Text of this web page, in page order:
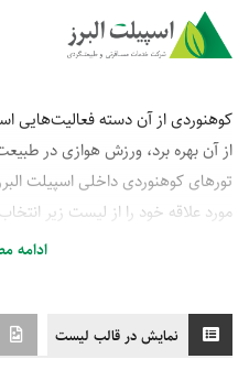
کوهنوردی از آن دسته
از آن بهره برد، ورزش هوازی در
تورهای کوهنوردی داخلی اسپیلت
مورد علاقه خود را از لیست زیر
ادامه
نمایش در قالب لیست